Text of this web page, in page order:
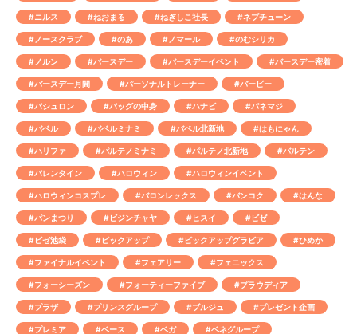
#ニルス #ねおまる #ねぎしこ社長 #ネプチューン
#ノースクラブ #のあ #ノマール #のむシリカ
#ノルン #バースデー #バースデーイベント #バースデー密着
#バースデー月間 #パーソナルトレーナー #バービー
#バシュロン #バッグの中身 #ハナビ #パネマジ
#バベル #バベルミナミ #バベル北新地 #はもにゃん
#ハリファ #パルテノミナミ #パルテノ北新地 #バルテン
#バレンタイン #ハロウィン #ハロウィンイベント
#ハロウィンコスプレ #バロンレックス #バンコク #はんな
#パンまつり #ビジンチャヤ #ヒスイ #ビゼ
#ビゼ池袋 #ピックアップ #ピックアップグラビア #ひめか
#ファイナルイベント #フェアリー #フェニックス
#フォーシーズン #フォーティーファイブ #プラウディア
#プラザ #プリンスグループ #ブルジュ #プレゼント企画
#プレミア #ベース #ベガ #ベネグループ